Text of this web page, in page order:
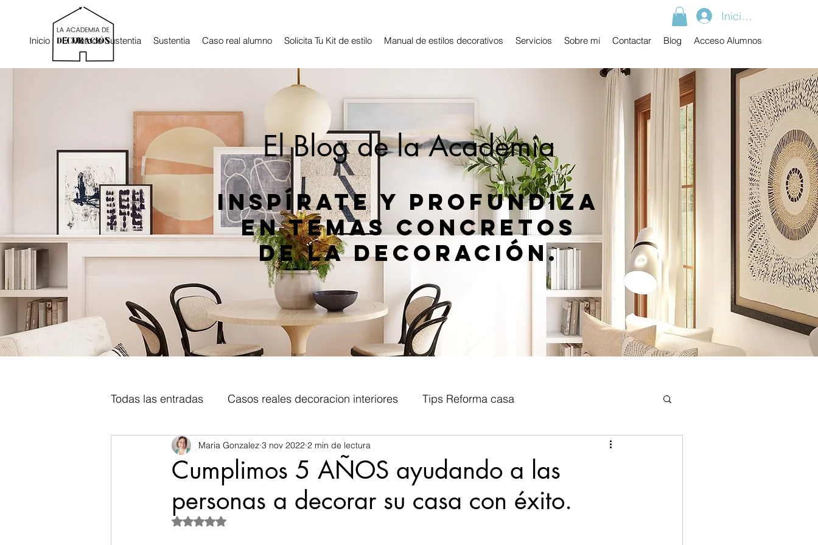
Iniciar sesión
Inicio El Método Sustentia Sustentia Caso real alumno Solicita Tu Kit de estilo Manual de estilos decorativos Servicios Sobre mi Contactar Blog Acceso Alumnos
El Blog de la Academia
Inspírate y profundiza
en temas concretos
de la decoración.
Todas las entradas Casos reales decoracion interiores Tips Reforma casa
Tips Decoracion y diseño interiores Estilos decorativos
Metodologia decoracion interiores Metodologia diseño interiores Coaching
Cumplimos 5 AÑOS ayudando a las
personas a decorar su casa con éxito.
Maria Gonzalez 3 nov 2022 2 min de lectura
Obtuvo NaN de 5 estrellas.